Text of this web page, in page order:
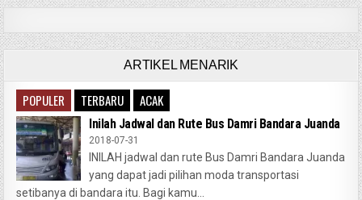
ARTIKEL MENARIK
POPULER TERBARU ACAK
Inilah Jadwal dan Rute Bus Damri Bandara Juanda
2018-07-31
INILAH jadwal dan rute Bus Damri Bandara Juanda
yang dapat jadi pilihan moda transportasi
setibanya di bandara itu. Bagi kamu...